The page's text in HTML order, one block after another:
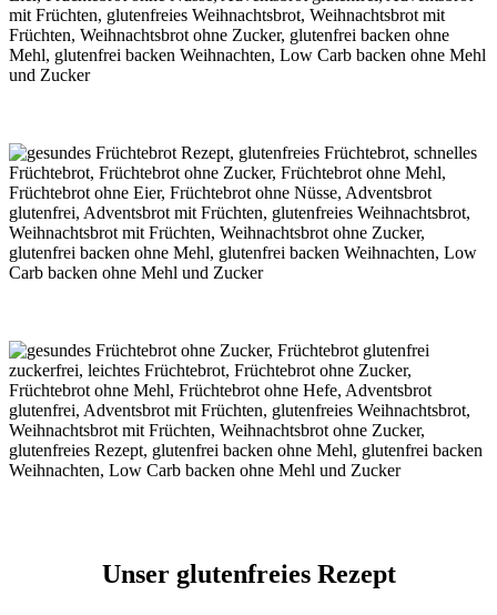
Unser glutenfreies Rezept